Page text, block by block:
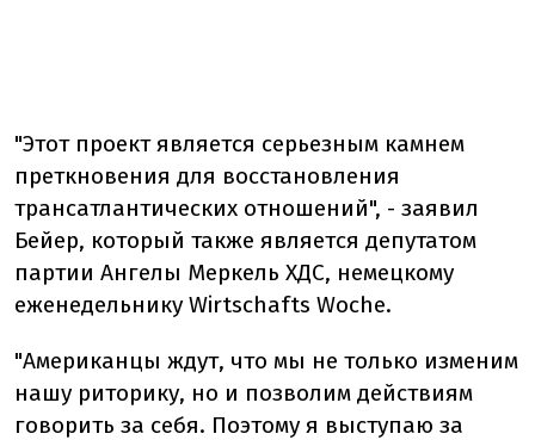
"Этот проект является серьезным камнем
преткновения для восстановления
трансатлантических отношений", - заявил
Бейер, который также является депутатом
партии Ангелы Меркель ХДС, немецкому
еженедельнику Wirtschafts Woche.
"Американцы ждут, что мы не только изменим
нашу риторику, но и позволим действиям
говорить за себя. Поэтому я выступаю за